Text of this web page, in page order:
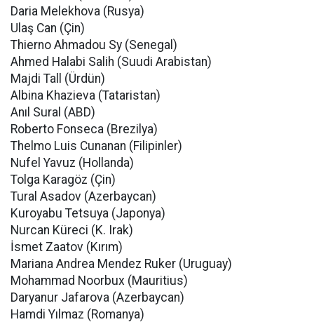
Daria Melekhova (Rusya)
Ulaş Can (Çin)
Thierno Ahmadou Sy (Senegal)
Ahmed Halabi Salih (Suudi Arabistan)
Majdi Tall (Ürdün)
Albina Khazieva (Tataristan)
Anıl Sural (ABD)
Roberto Fonseca (Brezilya)
Thelmo Luis Cunanan (Filipinler)
Nufel Yavuz (Hollanda)
Tolga Karagöz (Çin)
Tural Asadov (Azerbaycan)
Kuroyabu Tetsuya (Japonya)
Nurcan Küreci (K. Irak)
İsmet Zaatov (Kırım)
Mariana Andrea Mendez Ruker (Uruguay)
Mohammad Noorbux (Mauritius)
Daryanur Jafarova (Azerbaycan)
Hamdi Yılmaz (Romanya)